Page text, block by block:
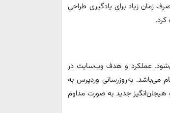
زمان زیاد برای یادگیری طراحی
می‌شود. عملکرد و هدف وب‌سایت در
می‌باشد. به‌روزرسانی وردپرس به
جدید به صورت مداوم